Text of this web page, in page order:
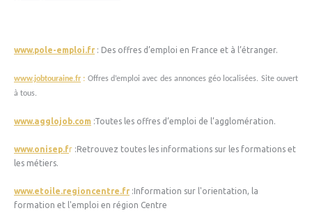
www.pole-emploi.fr : Des offres d’emploi en France et à l’étranger.
www.jobtouraine.fr : Offres d’emploi avec des annonces géo localisées. Site ouvert
à tous.
www.agglojob.com :Toutes les offres d’emploi de l’agglomération.
www.onisep.fr :Retrouvez toutes les informations sur les formations et
les métiers.
www.etoile.regioncentre.fr :Information sur l'orientation, la
formation et l'emploi en région Centre